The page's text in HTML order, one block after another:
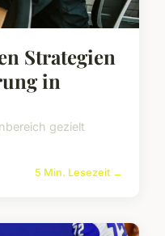
Strategien
in
gezielt
5 Min. Lesezeit →